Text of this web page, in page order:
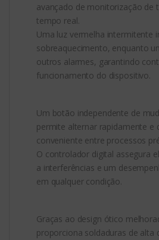
avançado de monitorização de
tempo real.
Uma luz vermelha intermitente
sobreaquecimento, enquanto
outros alarmes, garantindo
funcionamento do dispositivo.
Um botão independente de
permite alternar rapidamente e
conveniente entre processos
O controlador digital assegura
a interferências e um
em qualquer condição.
Graças ao design ótico
proporciona soldaduras de alta